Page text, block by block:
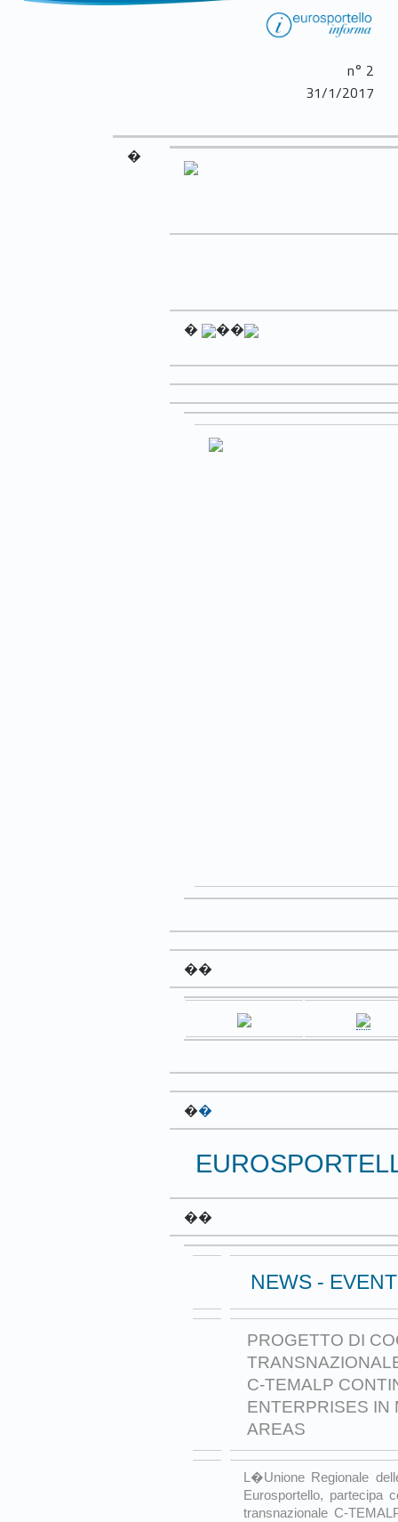
n° 2
31/1/2017
�
� ��
��
��
��
NEWS -
PROGETTO DI
C-TEMALP
ENTERPRISES IN
AREAS
L�Unione Regionale
Eurosportello, partecipa
transnazionale C-